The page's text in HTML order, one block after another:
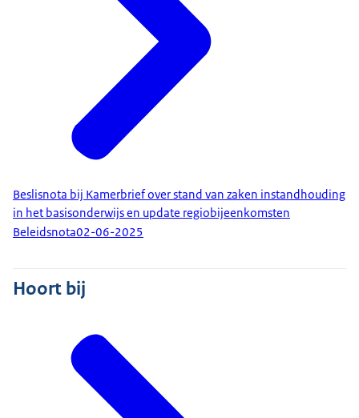
Beslisnota bij Kamerbrief over stand van zaken instandhouding
in het basisonderwijs en update regiobijeenkomsten
Beleidsnota02-06-2025
Hoort bij